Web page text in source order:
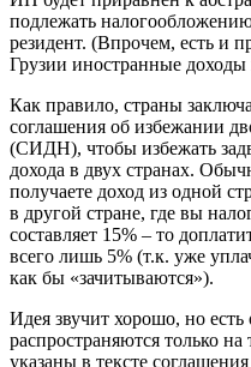
подлежать
резидент. (Впрочем, есть и
Грузии иностранные доходы
Как правило, страны
соглашения об избежании
(СИДН), чтобы избежать
дохода в двух странах.
получаете доход из одной
в другой стране, где вы
составляет 15% – то
всего лишь 5% (т.к. уже
как бы «зачитываются»).
Идея звучит хорошо, но
распространяются только
указаны в тексте